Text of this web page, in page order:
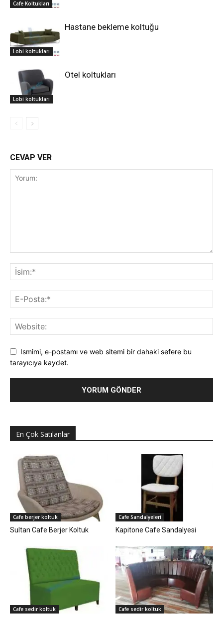
Cafe Koltukları
Lobi koltukları
Hastane bekleme koltuğu
Lobi koltukları
Otel koltukları
CEVAP VER
Ismimi, e-postamı ve web sitemi bir dahaki sefere bu
tarayıcıya kaydet.
En Çok Satılanlar
Cafe berjer koltuk
Sultan Cafe Berjer Koltuk
Cafe Sandalyeleri
Kapitone Cafe Sandalyesi
Cafe sedir koltuk Cafe sedir koltuk